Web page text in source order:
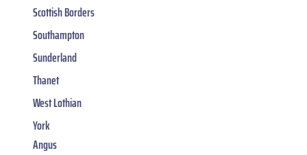
Scottish Borders
Southampton
Sunderland
Thanet
West Lothian
York
Angus